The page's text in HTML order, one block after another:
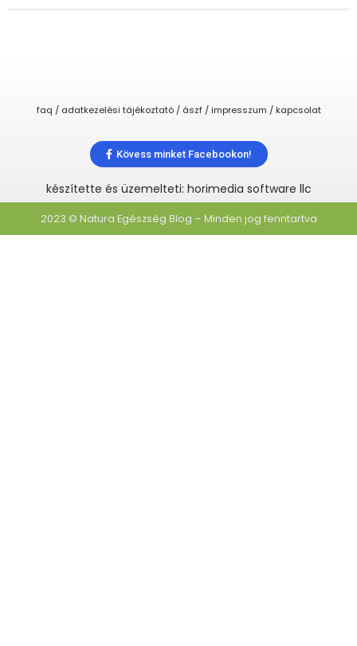
faq / adatkezelési tájékoztató / ászf / impresszum / kapcsolat
Kövess minket Facebookon!
készítette és üzemelteti: horimedia software llc
2023 © Natura Egészség Blog – Minden jog fenntartva